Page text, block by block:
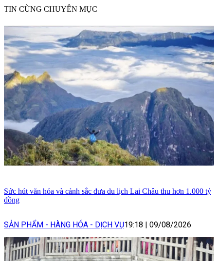
TIN CÙNG CHUYÊN MỤC
Sức hút văn hóa và cảnh sắc đưa du lịch Lai Châu thu hơn 1.000 tỷ
đồng
SẢN PHẨM - HÀNG HÓA - DỊCH VỤ19:18 09/08/2026